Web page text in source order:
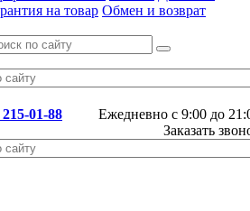
на товар Обмен и возврат
Ежедневно с 9:00 до
01-88
Заказать